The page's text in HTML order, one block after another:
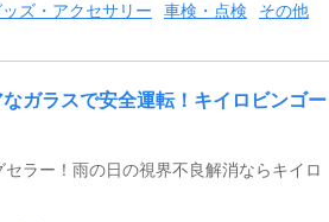
ッズ・アクセサリー 車検・点検 その他
ガラスで安全運転！キイロビンゴー
ラー！雨の日の視界不良解消ならキイロ